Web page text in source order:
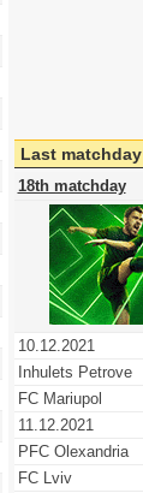
Last matchday
18th matchday
10.12.2021
Inhulets Petrove
FC Mariupol
11.12.2021
PFC Olexandria
FC Lviv